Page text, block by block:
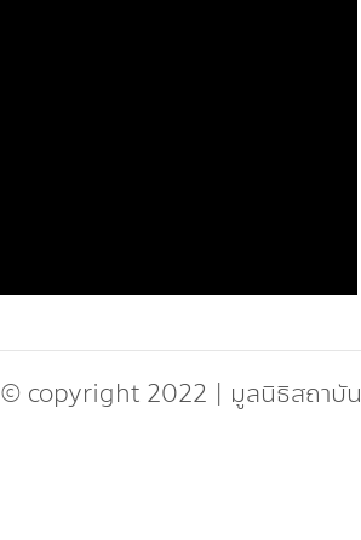
© copyright 2022 | มูลนิธิสถาบั